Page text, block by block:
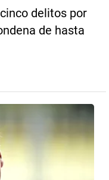
delitos por
de hasta